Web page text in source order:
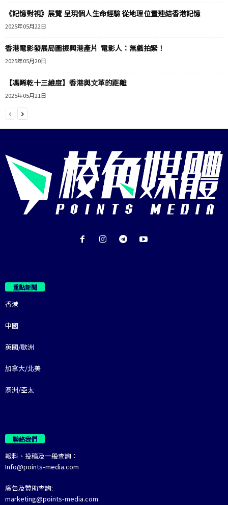
《記憶對視》展覽 呈現個人生命經驗 從地理位置連結香港記憶
2025年05月22日
香港電影發展局圖振興港產片 電影人：無戲拍緊！
2025年05月20日
【馮睎乾十三維度】香港與文革的距離
2025年05月21日
重點新聞
香港
中國
英國/歐洲
加拿大/北美
澳洲/亞太
聯絡我們
報料、投稿及一般查詢：
Info@points-media.com
廣告及贊助查詢:
marketing@points-media.com